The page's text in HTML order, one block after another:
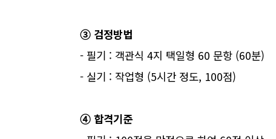
➂ 검정방법
- 필기 : 객관식 4지 택일형 60 문항 (60분)
- 실기 : 작업형 (5시간 정도, 100점)
➃ 합격기준